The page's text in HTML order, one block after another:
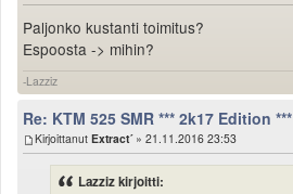
Paljonko kustanti toimitus?
Espoosta -> mihin?
-Lazziz
Re: KTM 525 SMR *** 2k17 Edition ***
Kirjoittanut Extract´» 21.11.2016 23:53
Lazziz kirjoitti: